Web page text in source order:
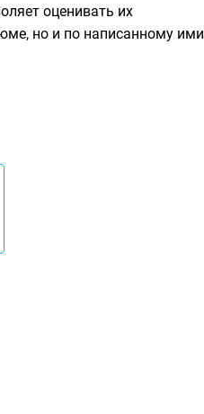
оценивать их
но и по написанному ими